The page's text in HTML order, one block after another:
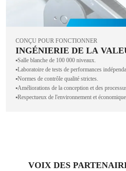
CONÇU POUR FONCTIONNER
INGÉNIERIE DE LA
▪️Salle blanche de 100 000 niveaux.
▪️Laboratoire de tests de performances
▪️Normes de contrôle qualité strictes.
▪️Améliorations de la conception et des
▪️Respectueux de l'environnement et
VOIX DES